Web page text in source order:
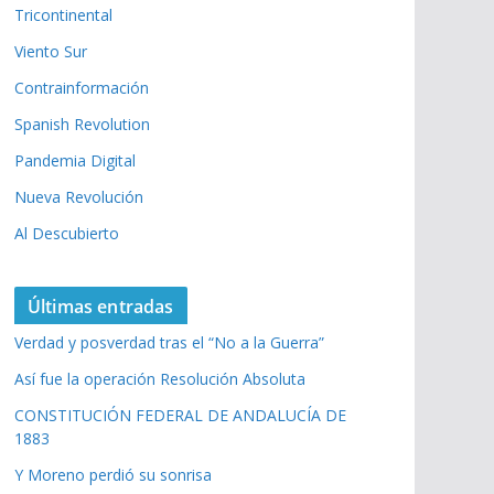
Tricontinental
Viento Sur
Contrainformación
Spanish Revolution
Pandemia Digital
Nueva Revolución
Al Descubierto
Últimas entradas
Verdad y posverdad tras el “No a la Guerra”
Así fue la operación Resolución Absoluta
CONSTITUCIÓN FEDERAL DE ANDALUCÍA DE
1883
Y Moreno perdió su sonrisa